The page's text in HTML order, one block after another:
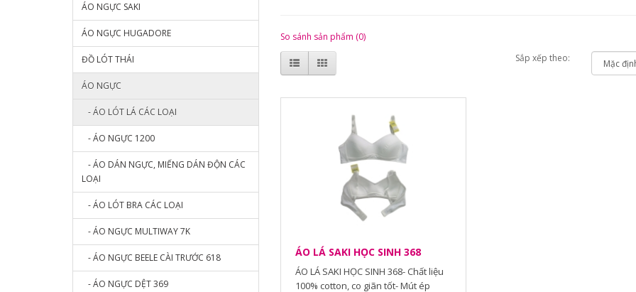
ÁO NGỰC SAKI
ÁO NGỰC HUGADORE
ĐỒ LÓT THÁI
ÁO NGỰC
- ÁO LÓT LÁ CÁC LOẠI
- ÁO NGỰC 1200
- ÁO DÁN NGỰC, MIẾNG DÁN ĐỘN CÁC
LOẠI
- ÁO LÓT BRA CÁC LOẠI
- ÁO NGỰC MULTIWAY 7K
- ÁO NGỰC BEELE CÀI TRƯỚC 618
- ÁO NGỰC DỆT 369
So sánh sản phẩm (0)
Sắp xếp theo:
ÁO LÁ SAKI HỌC SINH 368
ÁO LÁ SAKI HỌC SINH 368- Chất liệu
100% cotton, co giãn tốt- Mút ép